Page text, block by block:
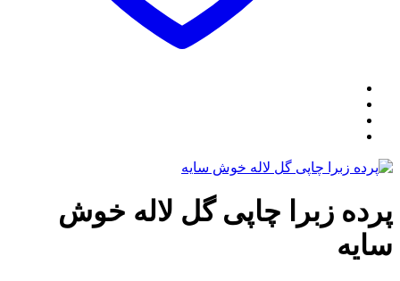
پرده زبرا چاپی گل لاله خوش
سایه